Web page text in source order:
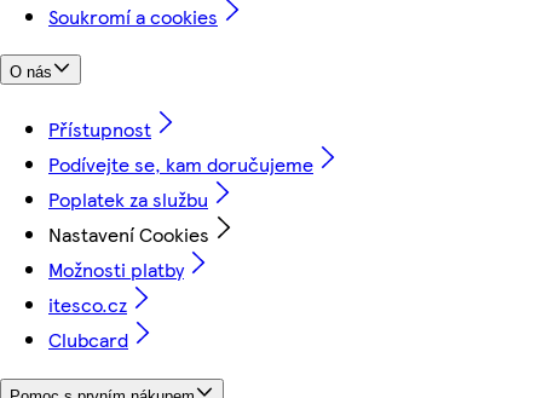
Soukromí a cookies
O nás
Přístupnost
Podívejte se, kam doručujeme
Poplatek za službu
Nastavení Cookies
Možnosti platby
itesco.cz
Clubcard